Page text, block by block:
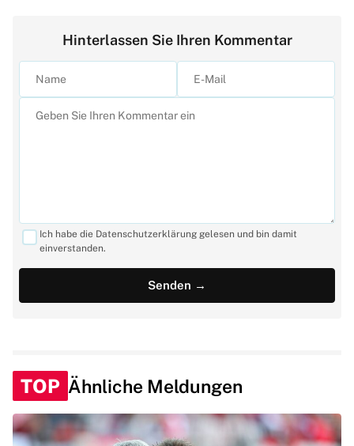
Hinterlassen Sie Ihren Kommentar
Ich habe die Datenschutzerklärung gelesen und bin damit
einverstanden.
TOP Ähnliche Meldungen